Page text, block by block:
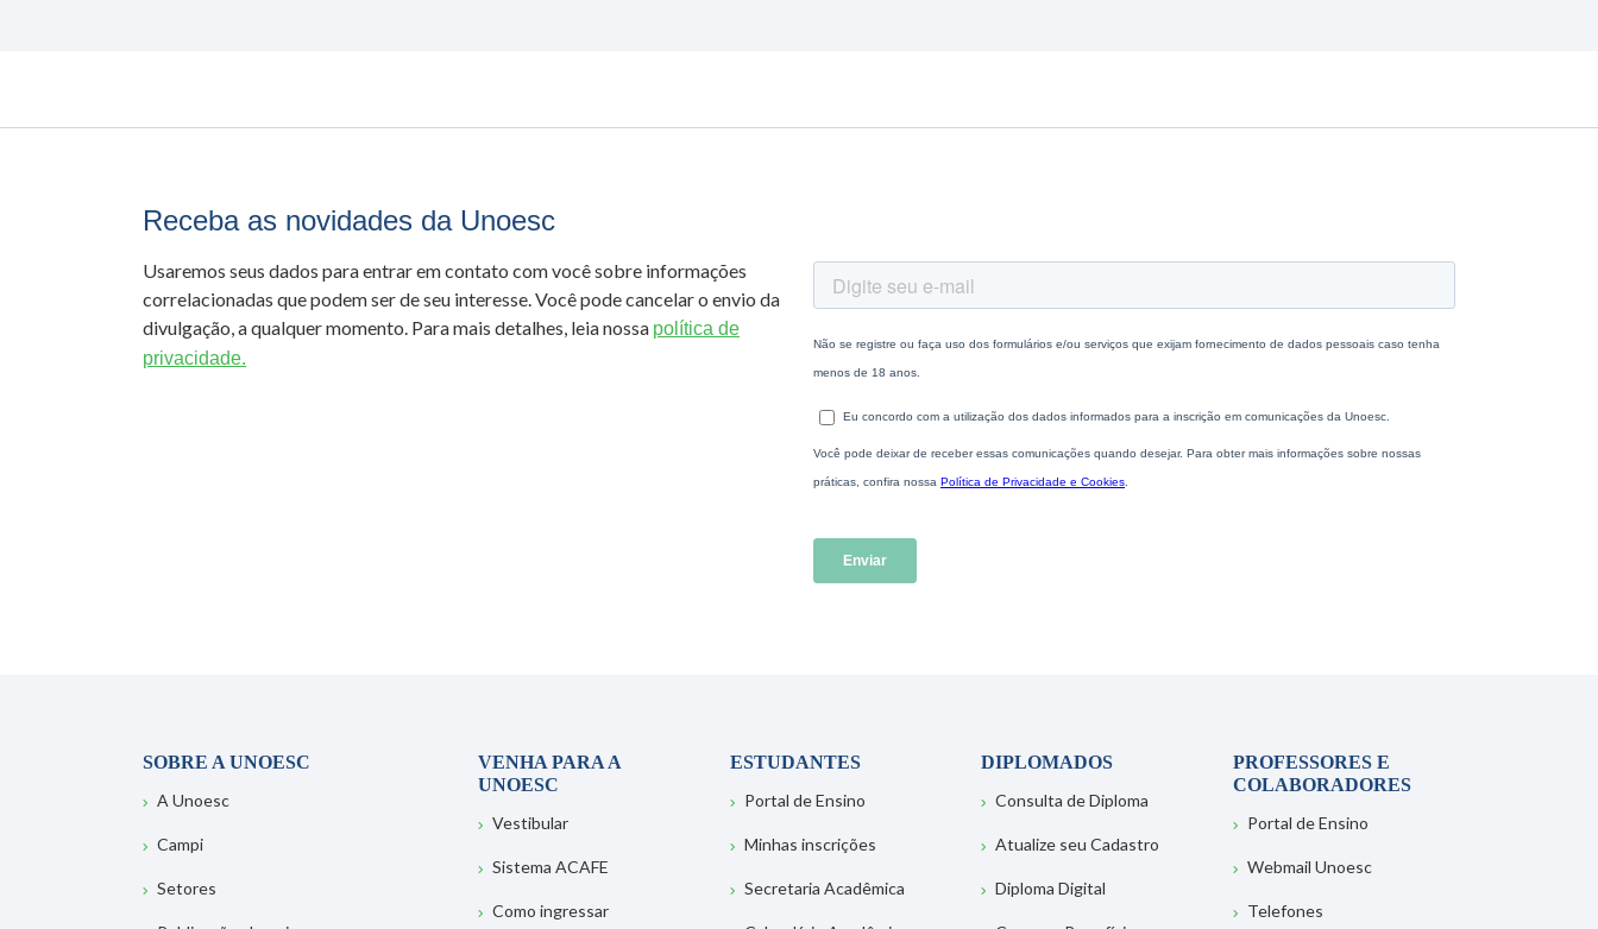
Receba as novidades da Unoesc
Usaremos seus dados para entrar em contato com você sobre informações
correlacionadas que podem ser de seu interesse. Você pode cancelar o envio da
divulgação, a qualquer momento. Para mais detalhes, leia nossa política de
privacidade.
SOBRE A UNOESC
A Unoesc
Campi
Setores
VENHA PARA A
UNOESC
Vestibular
Sistema ACAFE
Como ingressar
ESTUDANTES
Portal de Ensino
Minhas inscrições
Secretaria Acadêmica
DIPLOMADOS
Consulta de Diploma
Atualize seu Cadastro
Diploma Digital
PROFESSORES E
COLABORADORES
Portal de Ensino
Webmail Unoesc
Telefones